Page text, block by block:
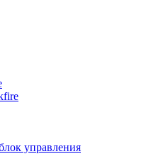
управления